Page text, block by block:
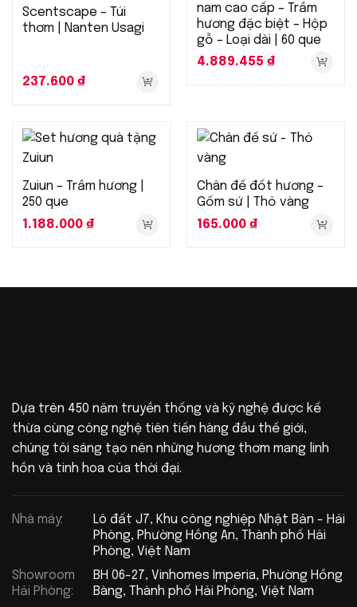
Scentscape – Túi
thơm | Nanten Usagi
237.600 ₫
nam cao cấp – Trầm
hương đặc biệt – Hộp
gỗ – Loại dài | 60 que
4.889.455 ₫
Zuiun – Trầm hương |
250 que
1.188.000 ₫
Chân đế đốt hương –
Gốm sứ | Thỏ vàng
165.000 ₫
Dựa trên 450 năm truyền thống và kỹ nghệ được kế
thừa cùng công nghệ tiên tiến hàng đầu thế giới,
chúng tôi sáng tạo nên những hương thơm mang linh
hồn và tinh hoa của thời đại.
Nhà máy:
Lô đất J7, Khu công nghiệp Nhật Bản - Hải
Phòng, Phường Hồng An, Thành phố Hải
Phòng, Việt Nam
Showroom
Hải Phòng:
BH 06-27, Vinhomes Imperia, Phường Hồng
Bàng, Thành phố Hải Phòng, Việt Nam